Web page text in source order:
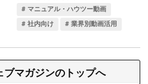
ブマガジンのトップへ